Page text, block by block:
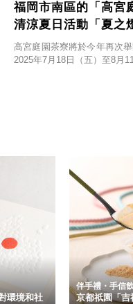
福岡市南區的「高宮
清涼夏日活動「夏之
高宮庭園茶寮將於今年再次
2025年7月18日（五）至8月
環境和社
伴手禮・手信
京都祇園「吉